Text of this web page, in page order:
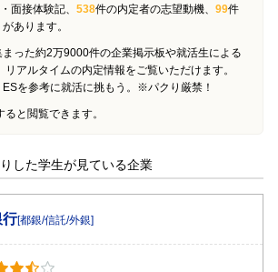
面接体験記、 538件の内定者の志望動機、 99件
あります。
った約2万9000件の企業掲示板や就活生による
アルタイムの内定情報をご覧いただけます。
を参考に就活に挑もう。※パクり厳禁！
ると閲覧できます。
した学生が見ている企業
行[都銀/信託/外銀]